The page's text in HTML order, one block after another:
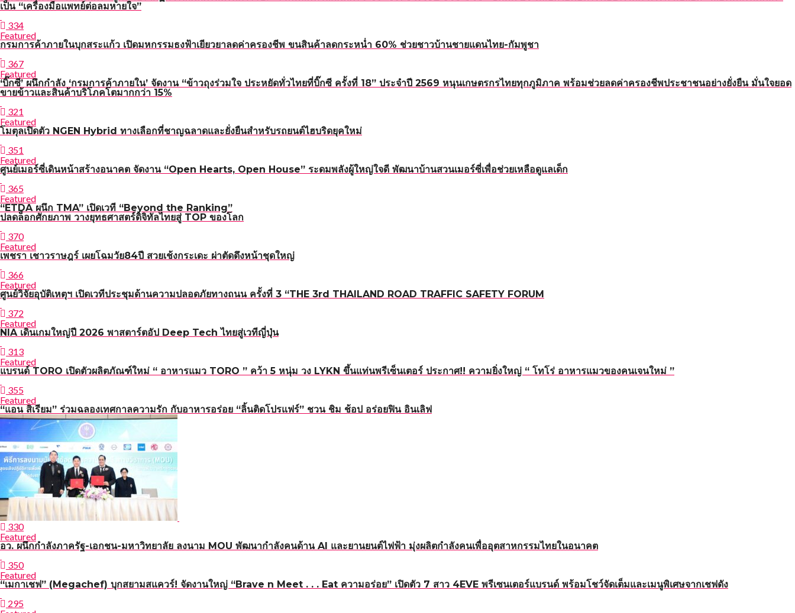
เป็น “เครื่องมือแพทย์ต่อลมหายใจ”
334
Featured
กรมการค้าภายในบุกสระแก้ว เปิดมหกรรมธงฟ้าเยียวยาลดค่าครองชีพ ขนสินค้าลดกระหน่ำ 60% ช่วยชาวบ้านชายแดนไทย-กัมพูชา
367
Featured
‘บิ๊กซี’ ผนึกกำลัง ‘กรมการค้าภายใน’ จัดงาน “ข้าวถุงร่วมใจ ประหยัดทั่วไทยที่บิ๊กซี ครั้งที่ 18” ประจำปี 2569 หนุนเกษตรกรไทยทุกภูมิภาค พร้อมช่วยลดค่าครองชีพประชาชนอย่างยั่งยืน มั่นใจยอด
ขายข้าวและสินค้าบริโภคโตมากกว่า 15%
321
Featured
โมตุลเปิดตัว NGEN Hybrid ทางเลือกที่ชาญฉลาดและยั่งยืนสำหรับรถยนต์ไฮบริดยุคใหม่
351
Featured
ศูนย์เมอร์ซี่เดินหน้าสร้างอนาคต จัดงาน “Open Hearts, Open House” ระดมพลังผู้ใหญ่ใจดี พัฒนาบ้านสวนเมอร์ซี่เพื่อช่วยเหลือดูแลเด็ก
365
Featured
“ETDA ผนึก TMA” เปิดเวที “Beyond the Ranking”
ปลดล็อกศักยภาพ วางยุทธศาสตร์ดิจิทัลไทยสู่ TOP ของโลก
370
Featured
เพชรา เชาวราษฎร์ เผยโฉมวัย84ปี สวยเช้งกระเดะ ผ่าตัดดึงหน้าชุดใหญ่
366
Featured
ศูนย์วิจัยอุบัติเหตุฯ เปิดเวทีประชุมด้านความปลอดภัยทางถนน ครั้งที่ 3 “THE 3rd THAILAND ROAD TRAFFIC SAFETY FORUM
372
Featured
NIA เดินเกมใหญ่ปี 2026 พาสตาร์ตอัป Deep Tech ไทยสู่เวทีญี่ปุ่น
313
Featured
แบรนด์ TORO เปิดตัวผลิตภัณฑ์ใหม่ “ อาหารแมว TORO ” คว้า 5 หนุ่ม วง LYKN ขึ้นแท่นพรีเซ็นเตอร์ ประกาศ!! ความยิ่งใหญ่ “ โทโร่ อาหารแมวของคนเจนใหม่ ”
355
Featured
“แอน สิเรียม” ร่วมฉลองเทศกาลความรัก กับอาหารอร่อย “ลิ้นติดโปรแฟร์” ชวน ชิม ช้อป อร่อยฟิน อินเลิฟ
330
Featured
อว. ผนึกกำลังภาครัฐ-เอกชน-มหาวิทยาลัย ลงนาม MOU พัฒนากำลังคนด้าน AI และยานยนต์ไฟฟ้า มุ่งผลิตกำลังคนเพื่ออุตสาหกรรมไทยในอนาคต
350
Featured
“เมกาเชฟ” (Megachef) บุกสยามสแควร์! จัดงานใหญ่ “Brave n Meet . . . Eat ความอร่อย” เปิดตัว 7 สาว 4EVE พรีเซนเตอร์แบรนด์ พร้อมโชว์จัดเต็มและเมนูพิเศษจากเชฟดัง
295